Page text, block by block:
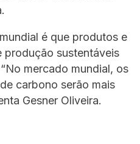
é que produtos e
produção sustentáveis
mercado mundial, os
carbono serão mais
Gesner Oliveira.